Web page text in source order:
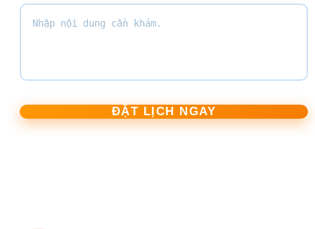
ĐẶT LỊCH NGAY